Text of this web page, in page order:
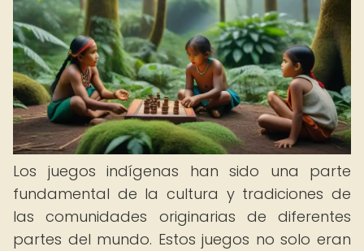
Los juegos indígenas han sido una parte
fundamental de la cultura y tradiciones de
las comunidades originarias de diferentes
partes del mundo. Estos juegos no solo eran